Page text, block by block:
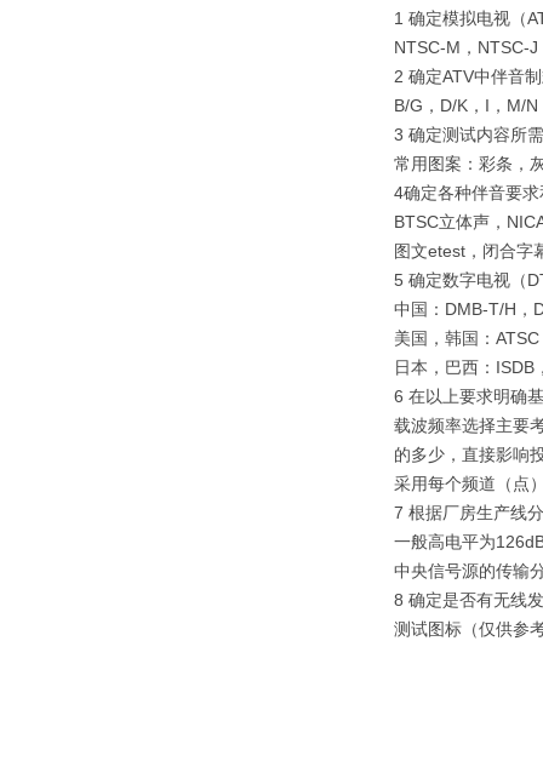
1 确定模拟电视（
NTSC-M，NTSC-
2 确定ATV中伴音
B/G，D/K，I，M/N
3 确定测试内容所
常用图案：彩条，
4确定各种伴音要
BTSC立体声，
图文etest，闭合字
5 确定数字电视（
中国：DMB-T/H，
美国，韩国：
日本，巴西：ISDB
6 在以上要求明确
载波频率选择主要
的多少，直接影响
采用每个频道（点
7 根据厂房生产线
一般高电平为
中央信号源的传输
8 确定是否有无线
测试图标（仅供参